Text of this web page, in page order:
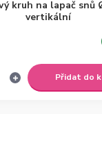
kruh na lapač snů
vertikální
Přidat do